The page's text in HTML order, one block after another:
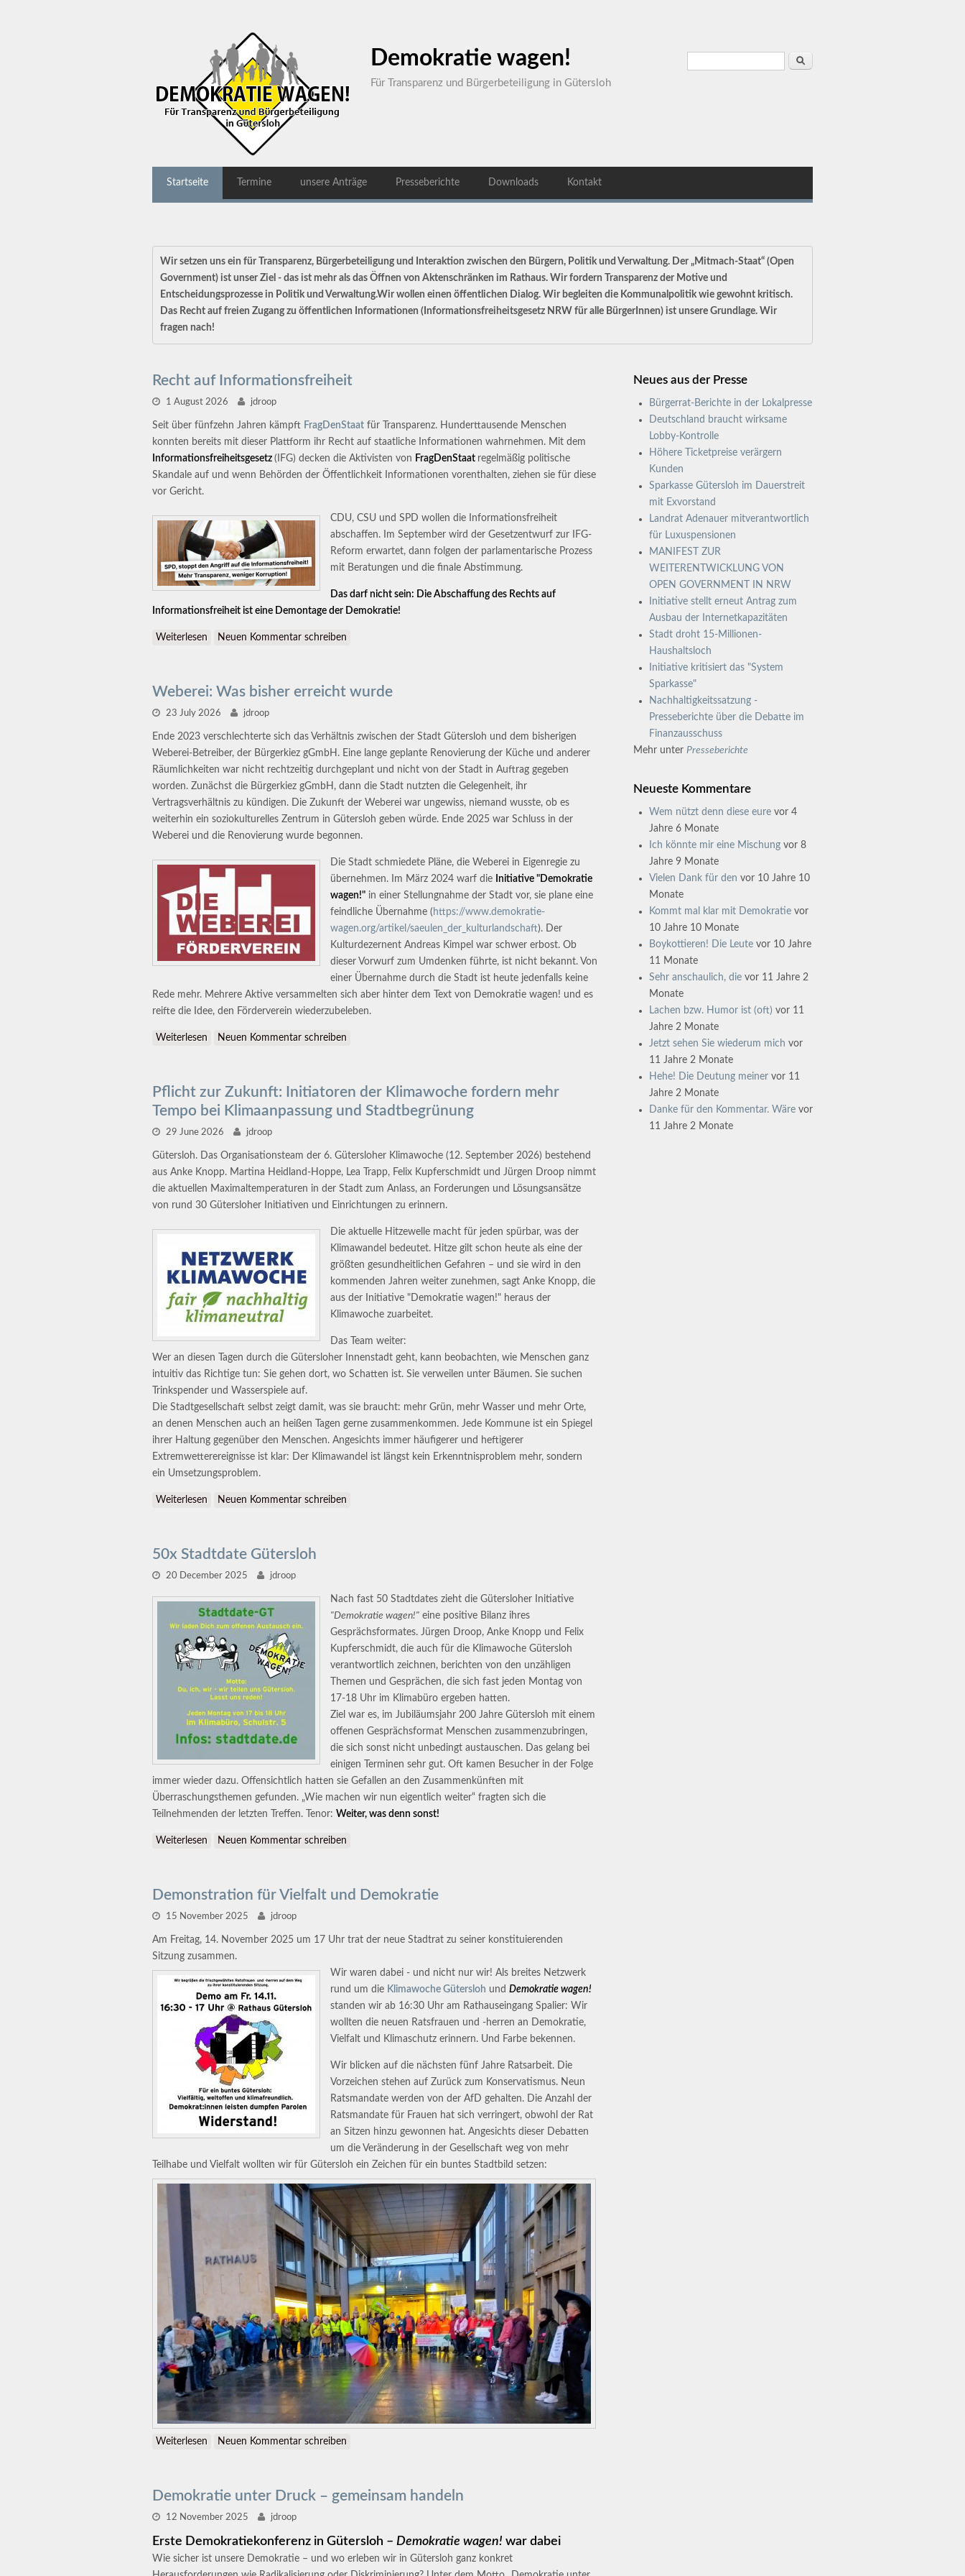
Demokratie wagen!
Für Transparenz und Bürgerbeteiligung in Gütersloh
Suche
Startseite Termine unsere Anträge Presseberichte Downloads Kontakt
Wir setzen uns ein für Transparenz, Bürgerbeteiligung und Interaktion zwischen den Bürgern, Politik und Verwaltung. Der „Mitmach-Staat“ (Open
Government) ist unser Ziel - das ist mehr als das Öffnen von Aktenschränken im Rathaus. Wir fordern Transparenz der Motive und
Entscheidungsprozesse in Politik und Verwaltung.Wir wollen einen öffentlichen Dialog. Wir begleiten die Kommunalpolitik wie gewohnt kritisch.
Das Recht auf freien Zugang zu öffentlichen Informationen (Informationsfreiheitsgesetz NRW für alle BürgerInnen) ist unsere Grundlage. Wir
fragen nach!
Recht auf Informationsfreiheit
1 August 2026 jdroop
Seit über fünfzehn Jahren kämpft FragDenStaat für Transparenz. Hunderttausende Menschen
konnten bereits mit dieser Plattform ihr Recht auf staatliche Informationen wahrnehmen. Mit dem
Informationsfreiheitsgesetz (IFG) decken die Aktivisten von FragDenStaat regelmäßig politische
Skandale auf und wenn Behörden der Öffentlichkeit Informationen vorenthalten, ziehen sie für diese
vor Gericht.
CDU, CSU und SPD wollen die Informationsfreiheit
abschaffen. Im September wird der Gesetzentwurf zur IFG-
Reform erwartet, dann folgen der parlamentarische Prozess
mit Beratungen und die finale Abstimmung.
Das darf nicht sein: Die Abschaffung des Rechts auf
Informationsfreiheit ist eine Demontage der Demokratie!
Weiterlesen über Recht auf Informationsfreiheit
Neuen Kommentar schreiben
Weberei: Was bisher erreicht wurde
23 July 2026 jdroop
Ende 2023 verschlechterte sich das Verhältnis zwischen der Stadt Gütersloh und dem bisherigen
Weberei-Betreiber, der Bürgerkiez gGmbH. Eine lange geplante Renovierung der Küche und anderer
Räumlichkeiten war nicht rechtzeitig durchgeplant und nicht von der Stadt in Auftrag gegeben
worden. Zunächst die Bürgerkiez gGmbH, dann die Stadt nutzten die Gelegenheit, ihr
Vertragsverhältnis zu kündigen. Die Zukunft der Weberei war ungewiss, niemand wusste, ob es
weiterhin ein soziokulturelles Zentrum in Gütersloh geben würde. Ende 2025 war Schluss in der
Weberei und die Renovierung wurde begonnen.
Die Stadt schmiedete Pläne, die Weberei in Eigenregie zu
übernehmen. Im März 2024 warf die
Initiative "Demokratie
wagen!" in einer Stellungnahme der Stadt vor, sie plane eine
feindliche Übernahme ( https://www.demokratie-
wagen.org/artikel/saeulen_der_kulturlandschaft). Der
Kulturdezernent Andreas Kimpel war schwer erbost. Ob
dieser Vorwurf zum Umdenken führte, ist nicht bekannt. Von
einer Übernahme durch die Stadt ist heute jedenfalls keine
Rede mehr. Mehrere Aktive versammelten sich aber hinter dem Text von Demokratie wagen! und es
reifte die Idee, den Förderverein wiederzubeleben.
Weiterlesen über Weberei: Was bisher erreicht wurde
Neuen Kommentar schreiben
Pflicht zur Zukunft: Initiatoren der Klimawoche fordern mehr
Tempo bei Klimaanpassung und Stadtbegrünung
29 June 2026 jdroop
Gütersloh. Das Organisationsteam der 6. Gütersloher Klimawoche (12. September 2026) bestehend
aus Anke Knopp. Martina Heidland-Hoppe, Lea Trapp, Felix Kupferschmidt und Jürgen Droop nimmt
die aktuellen Maximaltemperaturen in der Stadt zum Anlass, an Forderungen und Lösungsansätze
von rund 30 Gütersloher Initiativen und Einrichtungen zu erinnern.
Die aktuelle Hitzewelle macht für jeden spürbar, was der
Klimawandel bedeutet. Hitze gilt schon heute als eine der
größten gesundheitlichen Gefahren – und sie wird in den
kommenden Jahren weiter zunehmen, sagt Anke Knopp, die
aus der Initiative "Demokratie wagen!" heraus der
Klimawoche zuarbeitet.
Das Team weiter:
Wer an diesen Tagen durch die Gütersloher Innenstadt geht, kann beobachten, wie Menschen ganz
intuitiv das Richtige tun: Sie gehen dort, wo Schatten ist. Sie verweilen unter Bäumen. Sie suchen
Trinkspender und Wasserspiele auf.
Die Stadtgesellschaft selbst zeigt damit, was sie braucht: mehr Grün, mehr Wasser und mehr Orte,
an denen Menschen auch an heißen Tagen gerne zusammenkommen. Jede Kommune ist ein Spiegel
ihrer Haltung gegenüber den Menschen. Angesichts immer häufigerer und heftigerer
Extremwetterereignisse ist klar: Der Klimawandel ist längst kein Erkenntnisproblem mehr, sondern
ein Umsetzungsproblem.
Weiterlesen über Pflicht zur Zukunft: Initiatoren der Klimawoche fordern mehr Tempo bei Klimaanpassung und Stadtbegrünung
Neuen Kommentar schreiben
50x Stadtdate Gütersloh
20 December 2025 jdroop
Nach fast 50 Stadtdates zieht die Gütersloher Initiative
"Demokratie wagen!" eine positive Bilanz ihres
Gesprächsformates. Jürgen Droop, Anke Knopp und Felix
Kupferschmidt, die auch für die Klimawoche Gütersloh
verantwortlich zeichnen, berichten von den unzähligen
Themen und Gesprächen, die sich fast jeden Montag von
17-18 Uhr im Klimabüro ergeben hatten.
Ziel war es, im Jubiläumsjahr 200 Jahre Gütersloh mit einem
offenen Gesprächsformat Menschen zusammenzubringen,
die sich sonst nicht unbedingt austauschen. Das gelang bei
einigen Terminen sehr gut. Oft kamen Besucher in der Folge
immer wieder dazu. Offensichtlich hatten sie Gefallen an den Zusammenkünften mit
Überraschungsthemen gefunden. „Wie machen wir nun eigentlich weiter“ fragten sich die
Teilnehmenden der letzten Treffen. Tenor: Weiter, was denn sonst!
Weiterlesen über 50x Stadtdate Gütersloh
Neuen Kommentar schreiben
Demonstration für Vielfalt und Demokratie
15 November 2025 jdroop
Am Freitag, 14. November 2025 um 17 Uhr trat der neue Stadtrat zu seiner konstituierenden
Sitzung zusammen.
Wir waren dabei - und nicht nur wir! Als breites Netzwerk
rund um die Klimawoche Gütersloh und Demokratie wagen!
standen wir ab 16:30 Uhr am Rathauseingang Spalier: Wir
wollten die neuen Ratsfrauen und -herren an Demokratie,
Vielfalt und Klimaschutz erinnern. Und Farbe bekennen.
Wir blicken auf die nächsten fünf Jahre Ratsarbeit. Die
Vorzeichen stehen auf Zurück zum Konservatismus. Neun
Ratsmandate werden von der AfD gehalten. Die Anzahl der
Ratsmandate für Frauen hat sich verringert, obwohl der Rat
an Sitzen hinzu gewonnen hat. Angesichts dieser Debatten
um die Veränderung in der Gesellschaft weg von mehr
Teilhabe und Vielfalt wollten wir für Gütersloh ein Zeichen für ein buntes Stadtbild setzen:
Weiterlesen über Demonstration für Vielfalt und Demokratie
Neuen Kommentar schreiben
Demokratie unter Druck – gemeinsam handeln
12 November 2025 jdroop
Erste Demokratiekonferenz in Gütersloh – Demokratie wagen! war dabei
Wie sicher ist unsere Demokratie – und wo erleben wir in Gütersloh ganz konkret
Neues aus der Presse
Bürgerrat-Berichte in der Lokalpresse
Deutschland braucht wirksame
Lobby-Kontrolle
Höhere Ticketpreise verärgern
Kunden
Sparkasse Gütersloh im Dauerstreit
mit Exvorstand
Landrat Adenauer mitverantwortlich
für Luxuspensionen
MANIFEST ZUR
WEITERENTWICKLUNG VON
OPEN GOVERNMENT IN NRW
Initiative stellt erneut Antrag zum
Ausbau der Internetkapazitäten
Stadt droht 15-Millionen-
Haushaltsloch
Initiative kritisiert das "System
Sparkasse"
Nachhaltigkeitssatzung -
Presseberichte über die Debatte im
Finanzausschuss
Mehr unter Presseberichte
Neueste Kommentare
Wem nützt denn diese eure vor 4
Jahre 6 Monate
Ich könnte mir eine Mischung vor 8
Jahre 9 Monate
Vielen Dank für den vor 10 Jahre 10
Monate
Kommt mal klar mit Demokratie vor
10 Jahre 10 Monate
Boykottieren! Die Leute vor 10 Jahre
11 Monate
Sehr anschaulich, die vor 11 Jahre 2
Monate
Lachen bzw. Humor ist (oft) vor 11
Jahre 2 Monate
Jetzt sehen Sie wiederum mich vor
11 Jahre 2 Monate
Hehe! Die Deutung meiner vor 11
Jahre 2 Monate
Danke für den Kommentar. Wäre vor
11 Jahre 2 Monate